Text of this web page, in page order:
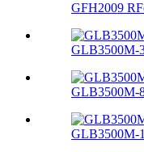
GFH2009
GLB3500M-
GLB3500M-